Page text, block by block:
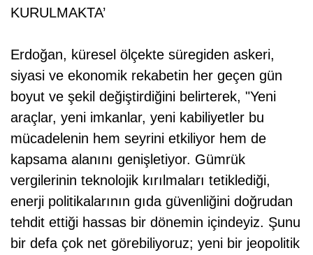
KURULMAKTA’
Erdoğan, küresel ölçekte süregiden askeri,
siyasi ve ekonomik rekabetin her geçen gün
boyut ve şekil değiştirdiğini belirterek, "Yeni
araçlar, yeni imkanlar, yeni kabiliyetler bu
mücadelenin hem seyrini etkiliyor hem de
kapsama alanını genişletiyor. Gümrük
vergilerinin teknolojik kırılmaları tetiklediği,
enerji politikalarının gıda güvenliğini doğrudan
tehdit ettiği hassas bir dönemin içindeyiz. Şunu
bir defa çok net görebiliyoruz; yeni bir jeopolitik